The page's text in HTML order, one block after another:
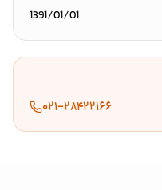
1391/01/01
۰۲۱-۲۸۴۲۲۱۶۶